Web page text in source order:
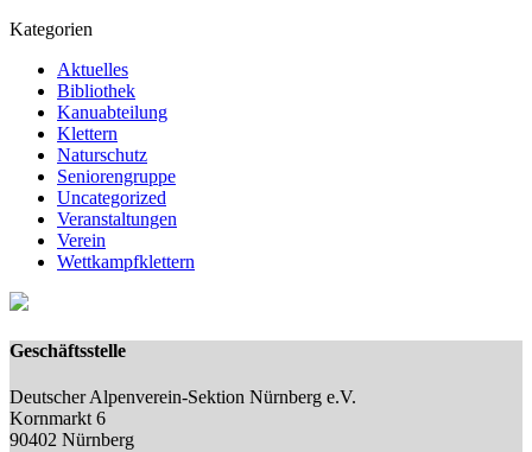
Kategorien
Aktuelles
Bibliothek
Kanuabteilung
Klettern
Naturschutz
Seniorengruppe
Uncategorized
Veranstaltungen
Verein
Wettkampfklettern
Geschäftsstelle
Deutscher Alpenverein-Sektion Nürnberg e.V.
Kornmarkt 6
90402 Nürnberg